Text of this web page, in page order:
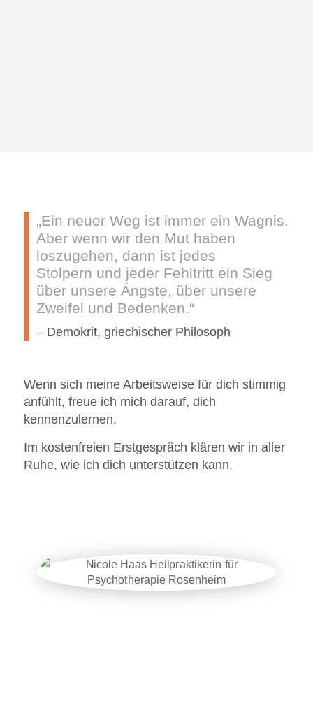
„Ein neuer Weg ist immer ein Wagnis.
Aber wenn wir den Mut haben
loszugehen, dann ist jedes
Stolpern und jeder Fehltritt ein Sieg
über unsere Ängste, über unsere
Zweifel und Bedenken.“
– Demokrit, griechischer Philosoph
Wenn sich meine Arbeitsweise für dich stimmig
anfühlt, freue ich mich darauf, dich
kennenzulernen.
Im kostenfreien Erstgespräch klären wir in aller
Ruhe, wie ich dich unterstützen kann.